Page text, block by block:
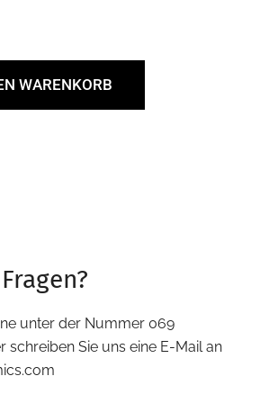
WARENKORB
unter der Nummer 069
schreiben Sie uns eine E-Mail an